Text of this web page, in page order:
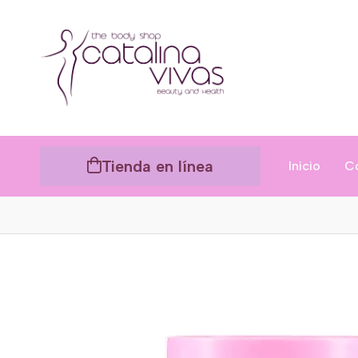
Tienda en línea Inicio